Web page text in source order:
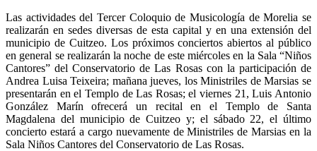
Las actividades del Tercer Coloquio de Musicología de Morelia se
realizarán en sedes diversas de esta capital y en una extensión del
municipio de Cuitzeo. Los próximos conciertos abiertos al público
en general se realizarán la noche de este miércoles en la Sala “Niños
Cantores” del Conservatorio de Las Rosas con la participación de
Andrea Luisa Teixeira; mañana jueves, los Ministriles de Marsias se
presentarán en el Templo de Las Rosas; el viernes 21, Luis Antonio
González Marín ofrecerá un recital en el Templo de Santa
Magdalena del municipio de Cuitzeo y; el sábado 22, el último
concierto estará a cargo nuevamente de Ministriles de Marsias en la
Sala Niños Cantores del Conservatorio de Las Rosas.